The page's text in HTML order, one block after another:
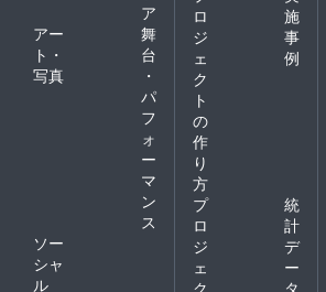
ア
アー
ト・
写真
舞
台
・
パ
フ
ォ
ー
マ
ン
ス
ソー
シャ
ル
ロ
ジ
ェ
ク
ト
の
作
り
方
施
事
例
プ
ロ
ジ
ェ
統
計
デ
ー